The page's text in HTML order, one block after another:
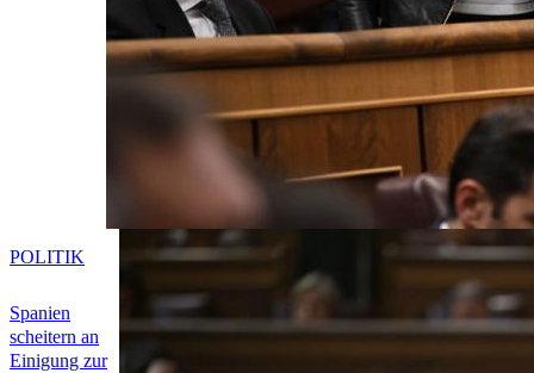
Spanien
scheitern an
Einigung zur
POLITIK